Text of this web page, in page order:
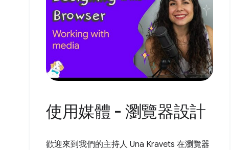
使用媒體 - 瀏覽器設計
歡迎來到我們的主持人 Una Kravets 在瀏覽器